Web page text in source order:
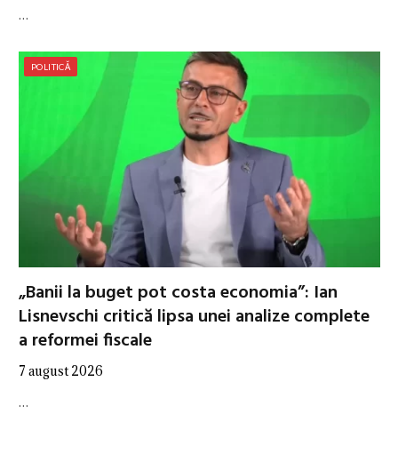
…
POLITICĂ
„Banii la buget pot costa economia”: Ian
Lisnevschi critică lipsa unei analize complete
a reformei fiscale
7 august 2026
…